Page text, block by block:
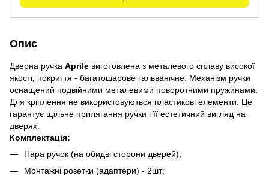
Опис
Дверна ручка Aprile виготовлена з металевого сплаву високої
якості, покриття - багатошарове гальванічне. Механізм ручки
оснащений подвійними металевими поворотними пружинами.
Для кріплення не використовуються пластикові елементи. Це
гарантує щільне прилягання ручки і її естетичний вигляд на
дверях.
Комплектація:
Пара ручок (на обидві сторони дверей);
Монтажні розетки (адаптери) - 2шт;